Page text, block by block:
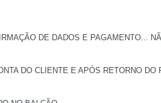
DE DADOS E PAGAMENTO...
DO CLIENTE E APÓS RETORNO DO